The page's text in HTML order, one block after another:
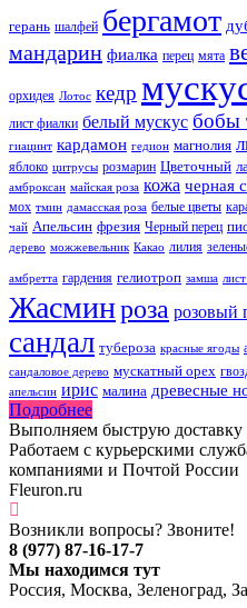
герань шалфей бергамот
мандарин фиалка перец мята
орхидея Лотос кедр
лист фиалки белый мускус бобы
гиацинт кардамон гедион магнолия
яблоко цитрусы розмарин Цветочный
амброксан майская роза кожа черная
мох тмин дамасская роза белые цветы
чай Апельсин фрезия Черный перец
дерево можжевельник Какао лилия
амбретта гардения гелиотроп замша
Жасминроза розовый
сандал тубероза красные ягоды
сандаловое дерево мускатный орех
апельсин ирис малина древесные
Подробнее
Выполняем быструю доставку
Работаем с курьерскими
компаниями и Почтой России
Fleuron.ru
Возникли вопросы? Звоните!
8 (977) 87-16-17-7
Мы находимся тут
Россия, Москва, Зеленоград,